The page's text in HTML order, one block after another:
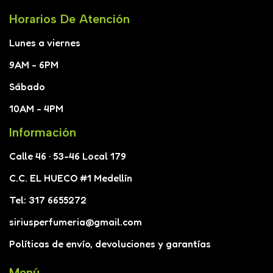
Horarios De Atención
Lunes a viernes
9AM - 6PM
Sábado
10AM - 4PM
Información
Calle 46 · 53-46 Local 179
C.C. EL HUECO #1 Medellín
Tel: 317 6655272
siriusperfumeria@gmail.com
Políticas de envío, devoluciones y garantías